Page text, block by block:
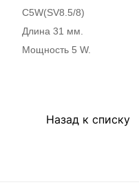
С5W(SV8.5/8)
Длина 31 мм.
Мощность 5 W.
Назад к списку